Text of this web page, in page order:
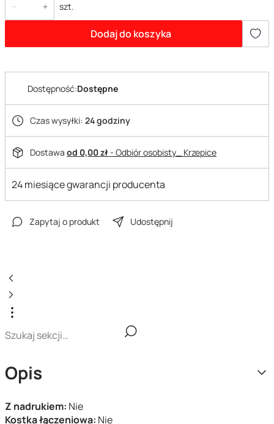
szt.
Dodaj do koszyka
Dostępność:Dostępne
Czas wysyłki: 24 godziny
Dostawa od 0,00 zł- Odbiór osobisty_ Krzepice
24 miesiące gwarancji producenta
Zapytaj o produkt Udostępnij
Opis
Z nadrukiem: Nie
Kostka łączeniowa: Nie